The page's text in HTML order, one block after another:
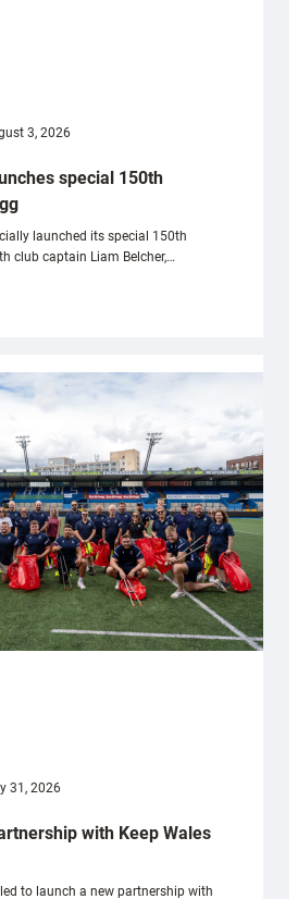
3, 2026
special 150th
launched its special 150th
club captain Liam Belcher,…
31, 2026
with Keep Wales
to launch a new partnership with